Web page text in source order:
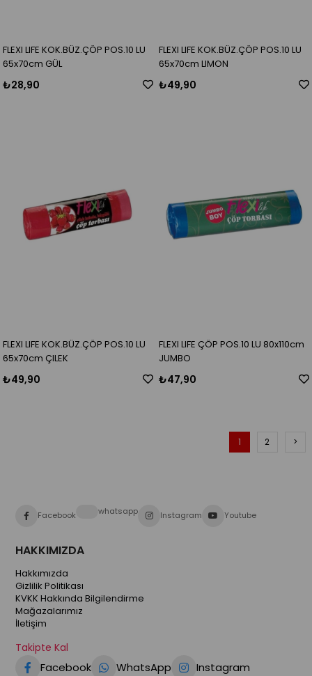
FLEXI LIFE KOK.BÜZ.ÇÖP POS.10 LU
65x70cm GÜL
₺28,90
FLEXI LIFE KOK.BÜZ.ÇÖP POS.10 LU
65x70cm LIMON
₺49,90
FLEXI LIFE KOK.BÜZ.ÇÖP POS.10 LU
65x70cm ÇILEK
₺49,90
FLEXI LIFE ÇÖP POS.10 LU 80x110cm
JUMBO
₺47,90
1 2 >
Facebook whatsapp Instagram Youtube
HAKKIMIZDA
Hakkımızda
Gizlilik Politikası
KVKK Hakkında Bilgilendirme
Mağazalarımız
İletişim
Takipte Kal
Facebook WhatsApp
Instagram